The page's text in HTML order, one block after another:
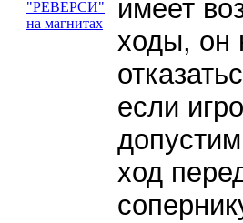
имеет
ходы, он
если
ход